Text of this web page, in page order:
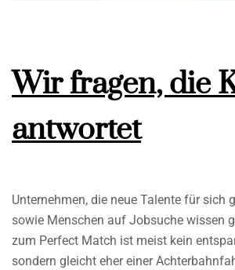
Wir fragen, die
antwortet
Unternehmen, die neue Talente für sich
sowie Menschen auf Jobsuche wissen
zum Perfect Match ist meist kein
sondern gleicht eher einer